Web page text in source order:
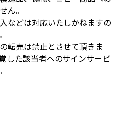
ん。
などは対応いたしかねますの
転売は禁止とさせて頂きま
した該当者へのサインサービ